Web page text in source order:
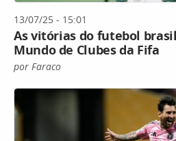
13/07/25 - 15:01
As vitórias do futebol
Mundo de Clubes da Fifa
por Faraco